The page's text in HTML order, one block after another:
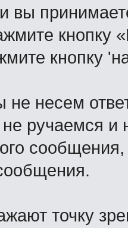
вы
кнопку
кнопку
не несем
ручаемся и
точку